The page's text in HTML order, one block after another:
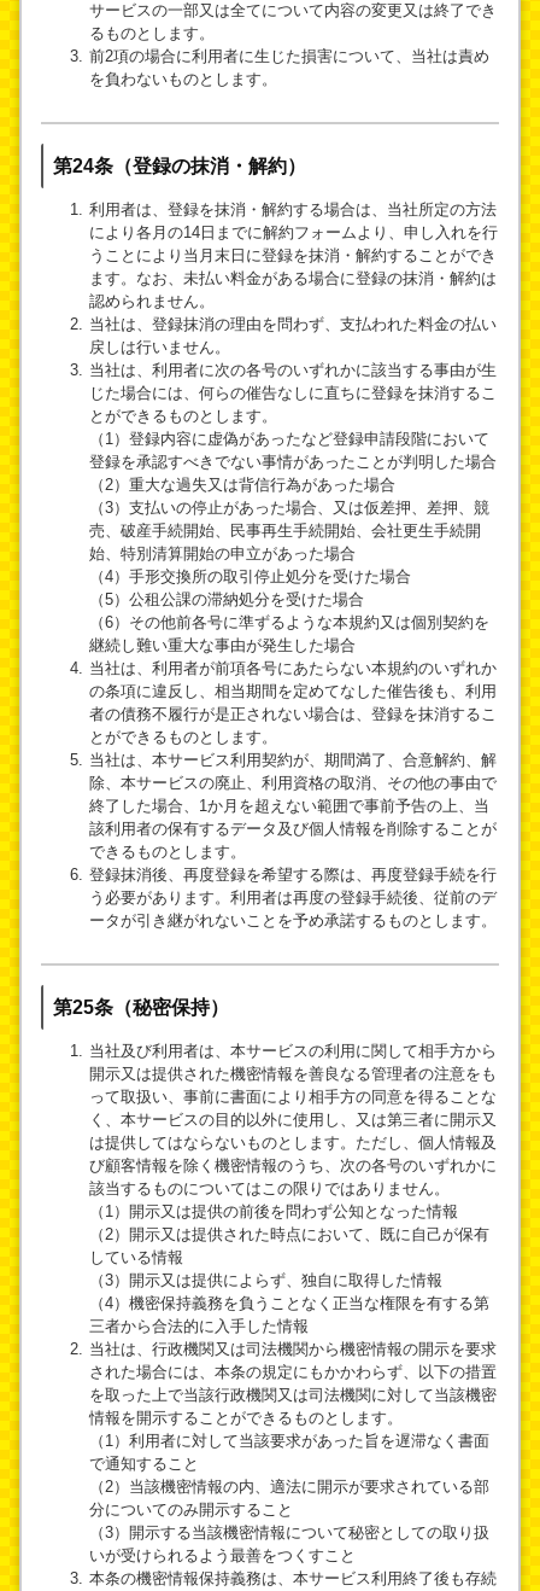
サービスの一部又は全てについて内容の変更又は終了でき
るものとします。
前2項の場合に利用者に生じた損害について、当社は責め
を負わないものとします。
第24条（登録の抹消・解約）
利用者は、登録を抹消・解約する場合は、当社所定の方法
により各月の14日までに解約フォームより、申し入れを行
うことにより当月末日に登録を抹消・解約することができ
ます。なお、未払い料金がある場合に登録の抹消・解約は
認められません。
当社は、登録抹消の理由を問わず、支払われた料金の払い
戻しは行いません。
当社は、利用者に次の各号のいずれかに該当する事由が生
じた場合には、何らの催告なしに直ちに登録を抹消するこ
とができるものとします。
（1）登録内容に虚偽があったなど登録申請段階において
登録を承認すべきでない事情があったことが判明した場合
（2）重大な過失又は背信行為があった場合
（3）支払いの停止があった場合、又は仮差押、差押、競
売、破産手続開始、民事再生手続開始、会社更生手続開
始、特別清算開始の申立があった場合
（4）手形交換所の取引停止処分を受けた場合
（5）公租公課の滞納処分を受けた場合
（6）その他前各号に準ずるような本規約又は個別契約を
継続し難い重大な事由が発生した場合
当社は、利用者が前項各号にあたらない本規約のいずれか
の条項に違反し、相当期間を定めてなした催告後も、利用
者の債務不履行が是正されない場合は、登録を抹消するこ
とができるものとします。
当社は、本サービス利用契約が、期間満了、合意解約、解
除、本サービスの廃止、利用資格の取消、その他の事由で
終了した場合、1か月を超えない範囲で事前予告の上、当
該利用者の保有するデータ及び個人情報を削除することが
できるものとします。
登録抹消後、再度登録を希望する際は、再度登録手続を行
う必要があります。利用者は再度の登録手続後、従前のデ
ータが引き継がれないことを予め承諾するものとします。
第25条（秘密保持）
当社及び利用者は、本サービスの利用に関して相手方から
開示又は提供された機密情報を善良なる管理者の注意をも
って取扱い、事前に書面により相手方の同意を得ることな
く、本サービスの目的以外に使用し、又は第三者に開示又
は提供してはならないものとします。ただし、個人情報及
び顧客情報を除く機密情報のうち、次の各号のいずれかに
該当するものについてはこの限りではありません。
（1）開示又は提供の前後を問わず公知となった情報
（2）開示又は提供された時点において、既に自己が保有
している情報
（3）開示又は提供によらず、独自に取得した情報
（4）機密保持義務を負うことなく正当な権限を有する第
三者から合法的に入手した情報
当社は、行政機関又は司法機関から機密情報の開示を要求
された場合には、本条の規定にもかかわらず、以下の措置
を取った上で当該行政機関又は司法機関に対して当該機密
情報を開示することができるものとします。
（1）利用者に対して当該要求があった旨を遅滞なく書面
で通知すること
（2）当該機密情報の内、適法に開示が要求されている部
分についてのみ開示すること
（3）開示する当該機密情報について秘密としての取り扱
いが受けられるよう最善をつくすこと
本条の機密情報保持義務は、本サービス利用終了後も存続